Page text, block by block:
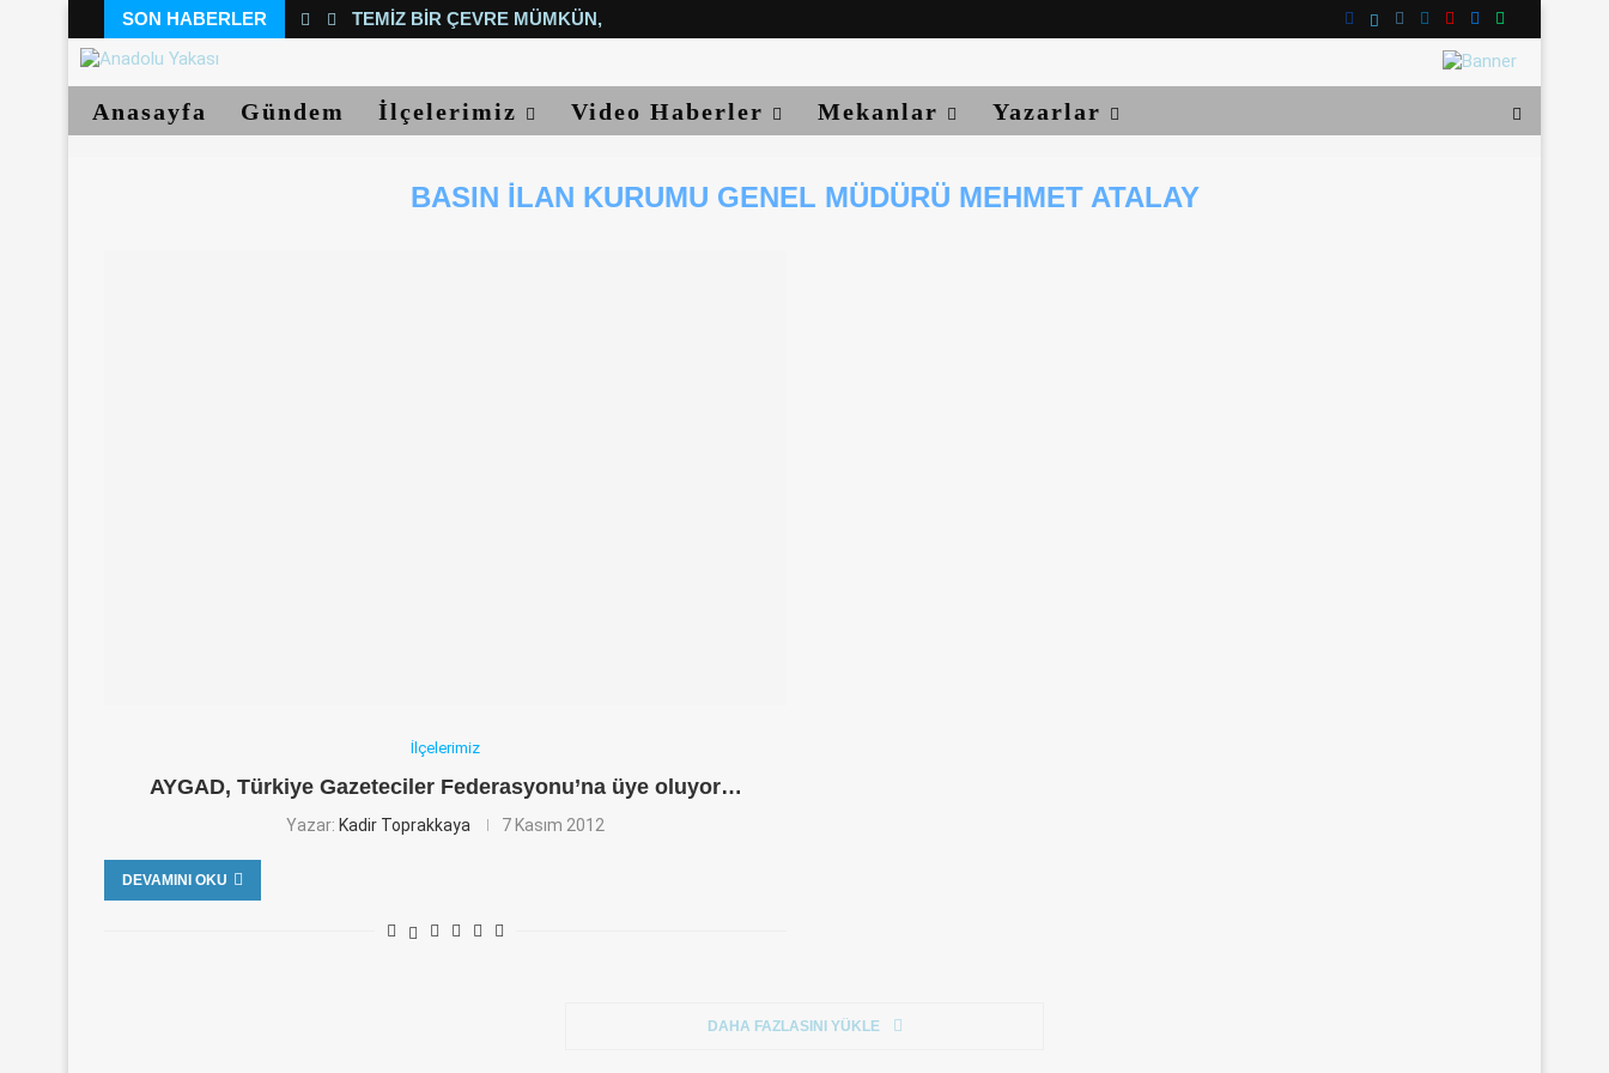
SON HABERLER TEMIZ BIR ÇEVRE MÜMKÜN, YETER...
Anasayfa Gündem İlçelerimiz Video Haberler Mekanlar Yazarlar
BASIN İLAN KURUMU GENEL MÜDÜRÜ MEHMET ATALAY
İlçelerimiz
AYGAD, Türkiye Gazeteciler Federasyonu’na üye oluyor…
Yazar: Kadir Toprakkaya 7 Kasım 2012
DEVAMINI OKU
DAHA FAZLASINI YÜKLE